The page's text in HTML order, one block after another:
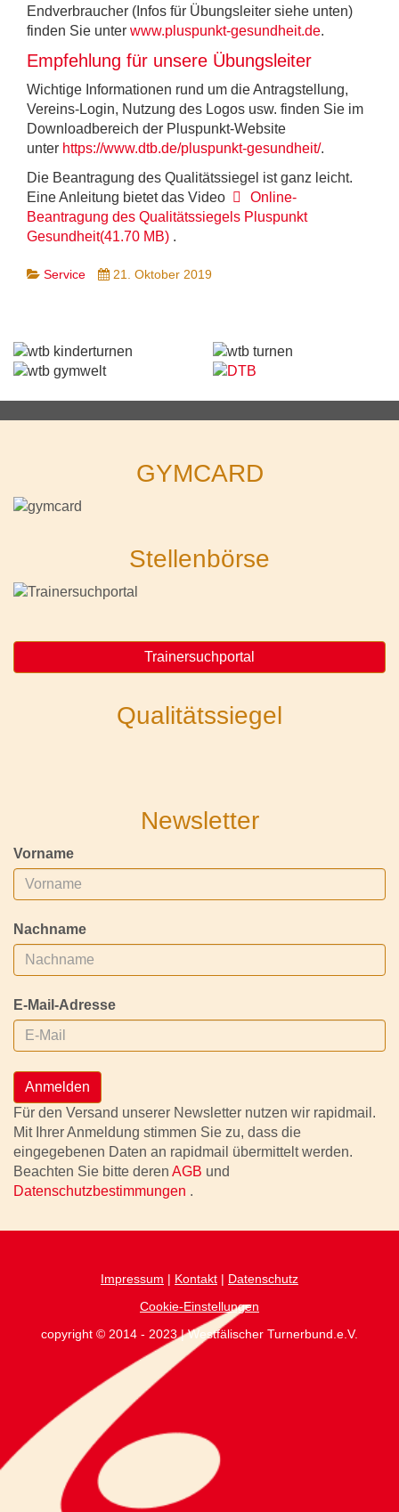
Endverbraucher (Infos für Übungsleiter siehe unten)
finden Sie unter www.pluspunkt-gesundheit.de.
Empfehlung für unsere Übungsleiter
Wichtige Informationen rund um die Antragstellung,
Vereins-Login, Nutzung des Logos usw. finden Sie im
Downloadbereich der Pluspunkt-Website
unter https://www.dtb.de/pluspunkt-gesundheit/.
Die Beantragung des Qualitätssiegel ist ganz leicht.
Eine Anleitung bietet das Video
video
Online-
Beantragung des Qualitätssiegels Pluspunkt
Gesundheit(41.70 MB) .
Service 21. Oktober 2019
GYMCARD
Stellenbörse
Trainersuchportal
Qualitätssiegel
Newsletter
Vorname
Nachname
E-Mail-Adresse
Anmelden
Für den Versand unserer Newsletter nutzen wir rapidmail.
Mit Ihrer Anmeldung stimmen Sie zu, dass die
eingegebenen Daten an rapidmail übermittelt werden.
Beachten Sie bitte deren AGB und
Datenschutzbestimmungen .
Impressum | Kontakt | Datenschutz
Cookie-Einstellungen
copyright © 2014 - 2023 | Westfälischer Turnerbund.e.V.